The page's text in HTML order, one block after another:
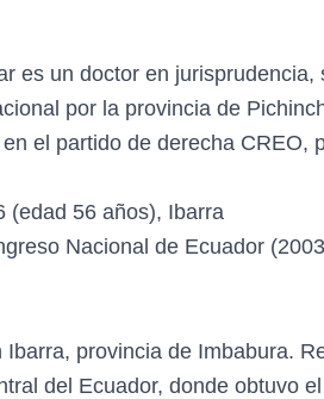
es un doctor en
por la provincia de
el partido de derecha CREO,
(edad 56 años), Ibarra
Nacional de Ecuador
provincia de Imbabura.
del Ecuador, donde obtuvo